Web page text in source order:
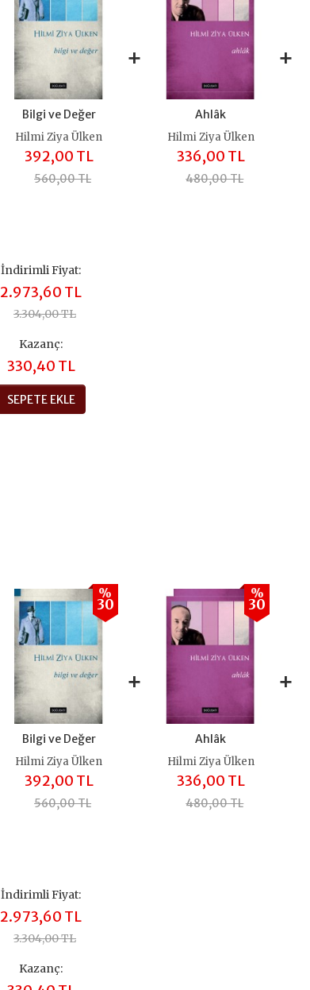
Bilgi ve Değer
Hilmi Ziya Ülken
392,00 TL
560,00 TL
+
Ahlâk
Hilmi Ziya Ülken
336,00 TL
480,00 TL
+
İndirimli Fiyat:
2.973,60 TL
3.304,00 TL
Kazanç:
330,40 TL
SEPETE EKLE
Bilgi ve Değer
%
30
Hilmi Ziya Ülken
392,00 TL
560,00 TL
+
Ahlâk
%
30
Hilmi Ziya Ülken
336,00 TL
480,00 TL
+
İndirimli Fiyat:
2.973,60 TL
3.304,00 TL
Kazanç: